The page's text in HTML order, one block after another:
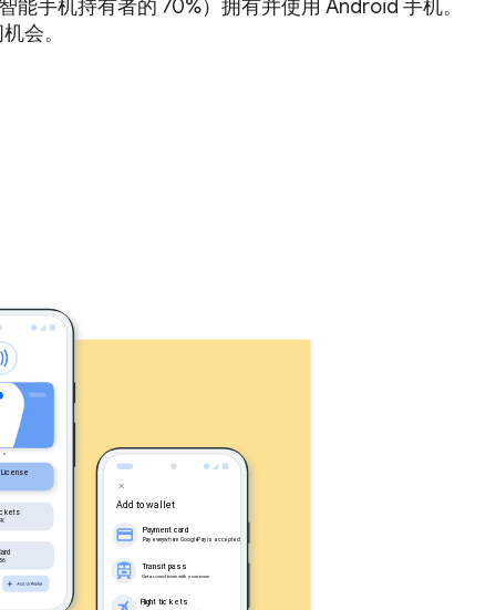
能手机持有者的 70%）拥有并使用 Android 手机。
会。